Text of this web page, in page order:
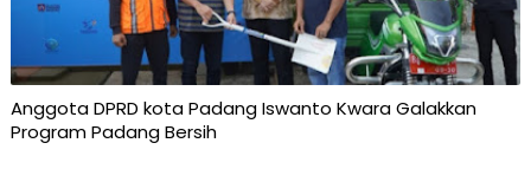
Anggota DPRD kota Padang Iswanto Kwara Galakkan
Program Padang Bersih